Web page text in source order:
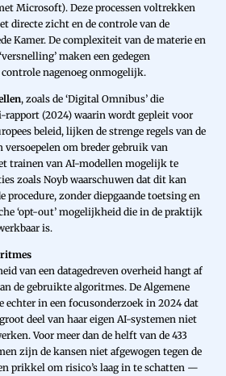
Microsoft). Deze processen voltrekken
directe zicht en de controle van de
Kamer. De complexiteit van de materie en
maken een gedegen
nagenoeg onmogelijk.
, zoals de ‘Digital Omnibus’ die
(2024) waarin wordt gepleit voor
beleid, lijken de strenge regels van de
om breder gebruik van
trainen van AI-modellen mogelijk te
zoals Noyb waarschuwen dat dit kan
procedure, zonder diepgaande toetsing en
‘opt-out’ mogelijkheid die in de praktijk
is.
van een datagedreven overheid hangt af
de gebruikte algoritmes. De Algemene
echter in een focusonderzoek in 2024 dat
deel van haar eigen AI-systemen niet
Voor meer dan de helft van de 433
zijn de kansen niet afgewogen tegen de
prikkel om risico’s laag in te schatten —